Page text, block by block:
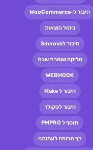
חיבור ל-WooCommerce
ניהול הוצאות
חיבור לSmoove
סליקה שומרת שבת
WEBHOOK
חיבור ל Make
חיבור לסקולר
תוסף ל PMPRO
דף תרומה לעמותה